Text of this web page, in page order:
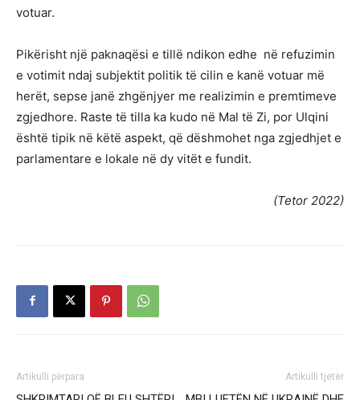
votuar.
Pikërisht një paknaqësi e tillë ndikon edhe në refuzimin
e votimit ndaj subjektit politik të cilin e kanë votuar më
herët, sepse janë zhgënjyer me realizimin e premtimeve
zgjedhore. Raste të tilla ka kudo në Mal të Zi, por Ulqini
është tipik në këtë aspekt, që dëshmohet nga zgjedhjet e
parlamentare e lokale në dy vitët e fundit.
(Tetor 2022)
Artikulli përpara Artikulli tjetër